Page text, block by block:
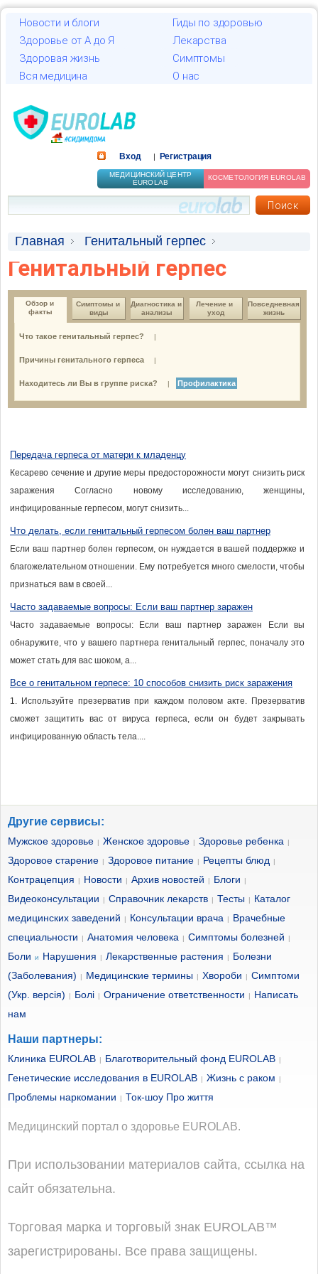
Новости и блоги
Гиды по здоровью
Здоровье от А до Я
Лекарства
Здоровая жизнь
Симптомы
Вся медицина
О нас
Вход Регистрация
МЕДИЦИНСКИЙ ЦЕНТР
EUROLAB
КОСМЕТОЛОГИЯ EUROLAB
Главная
Генитальный герпес
Обзор и факты
Профилактика
Генитальный герпес
Обзор и
факты
Симптомы и
виды
Диагностика и
анализы
Лечение и
уход
Повседневная
жизнь
Что такое генитальный герпес?
Причины генитального герпеса
Находитесь ли Вы в группе риска? Профилактика
Передача герпеса от матери к младенцу
Кесарево сечение и другие меры предосторожности могут снизить риск
заражения Согласно новому исследованию, женщины,
инфицированные герпесом, могут снизить...
Что делать, если генитальный герпесом болен ваш партнер
Если ваш партнер болен герпесом, он нуждается в вашей поддержке и
благожелательном отношении. Ему потребуется много смелости, чтобы
признаться вам в своей...
Часто задаваемые вопросы: Если ваш партнер заражен
Часто задаваемые вопросы: Если ваш партнер заражен Если вы
обнаружите, что у вашего партнера генитальный герпес, поначалу это
может стать для вас шоком, а...
Все о генитальном герпесе: 10 способов снизить риск заражения
1. Используйте презерватив при каждом половом акте. Презерватив
сможет защитить вас от вируса герпеса, если он будет закрывать
инфицированную область тела....
Другие сервисы:
Мужское здоровье Женское здоровье Здоровье ребенка
Здоровое старение Здоровое питание Рецепты блюд
Контрацепция Новости Архив новостей Блоги
Видеоконсультации Справочник лекарств Тесты
Каталог
медицинских заведений
Консультации врача
Врачебные
специальности
Анатомия человека Симптомы болезней
Боли и Нарушения Лекарственные растения
Болезни
(Заболевания)
Медицинские термины Хвороби
Симптоми
(Укр. версія)
Болі Ограничение ответственности
Написать
нам
Наши партнеры:
Клиника EUROLAB Благотворительный фонд EUROLAB
Генетические исследования в EUROLAB Жизнь с раком
Проблемы наркомании Ток-шоу Про життя
Медицинский портал о здоровье EUROLAB.
При использовании материалов сайта, ссылка на
сайт обязательна.
Торговая марка и торговый знак EUROLAB™
зарегистрированы. Все права защищены.